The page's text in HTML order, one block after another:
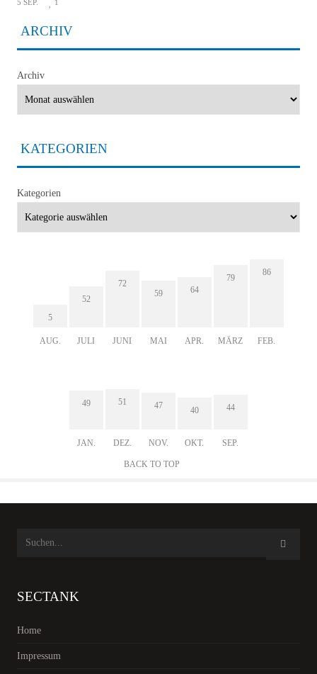
5 SEP. 1
ARCHIV
Archiv
KATEGORIEN
Kategorien
5
AUG.
52
JULI
72
JUNI
59
MAI
64
APR.
79
MÄRZ
86
FEB.
49
JAN.
51
DEZ.
47
NOV.
40
OKT.
44
SEP.
BACK TO TOP
SECTANK
Home
Impressum